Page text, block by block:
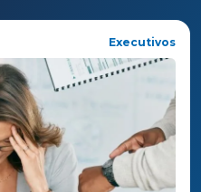
Executivos